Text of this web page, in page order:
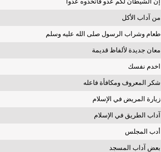
من آداب الأكل
طعام وشراب الرسول صلى الله عليه وسلم
معان جديدة لألفاظ قديمة
اخدم نفسك
شكر المعروف ومكافأة فاعله
زيارة المريض في الإسلام
آداب الطريق في الإسلام
أدب المجلس
بعض آداب المسجد